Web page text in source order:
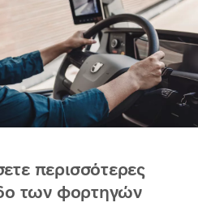
περισσότερες
των φορτηγών